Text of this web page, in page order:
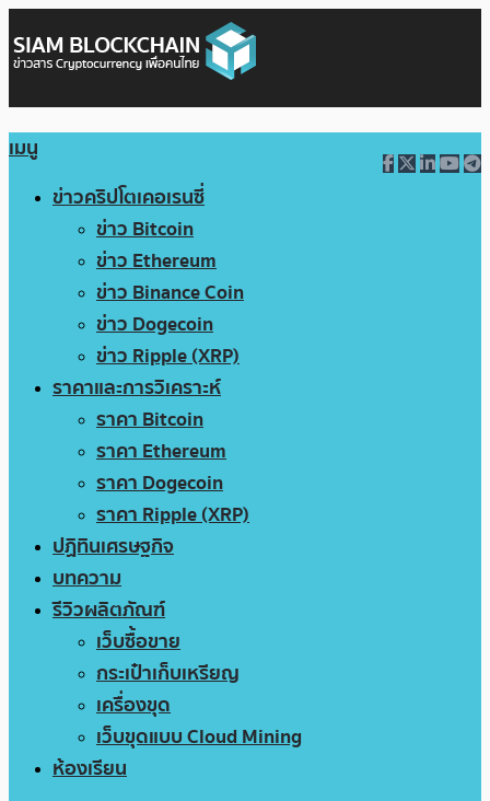
เมนู
ข่าวคริปโตเคอเรนซี่
ข่าว Bitcoin
ข่าว Ethereum
ข่าว Binance Coin
ข่าว Dogecoin
ข่าว Ripple (XRP)
ราคาและการวิเคราะห์
ราคา Bitcoin
ราคา Ethereum
ราคา Dogecoin
ราคา Ripple (XRP)
ปฏิทินเศรษฐกิจ
บทความ
รีวิวผลิตภัณฑ์
เว็บซื้อขาย
กระเป๋าเก็บเหรียญ
เครื่องขุด
เว็บขุดแบบ Cloud Mining
ห้องเรียน